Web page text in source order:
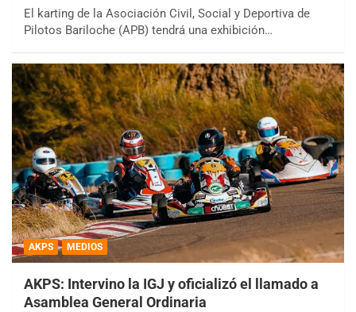
El karting de la Asociación Civil, Social y Deportiva de
Pilotos Bariloche (APB) tendrá una exhibición…
AKPS MEDIOS
AKPS: Intervino la IGJ y oficializó el llamado a
Asamblea General Ordinaria